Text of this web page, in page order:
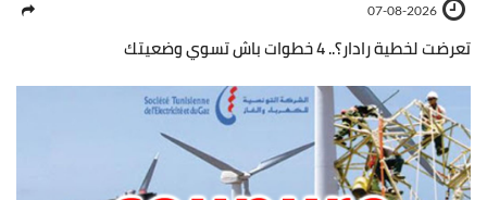
07-08-2026
تعرضت لخطية رادار؟.. 4 خطوات باش تسوي وضعيتك